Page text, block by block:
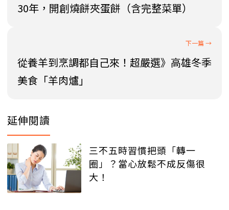
30年，開創燒餅夾蛋餅（含完整菜單）
從養羊到烹調都自己來！超嚴選》高雄冬季
美食「羊肉爐」
延伸閱讀
三不五時習慣把頭「轉一
圈」？當心放鬆不成反傷很
大！